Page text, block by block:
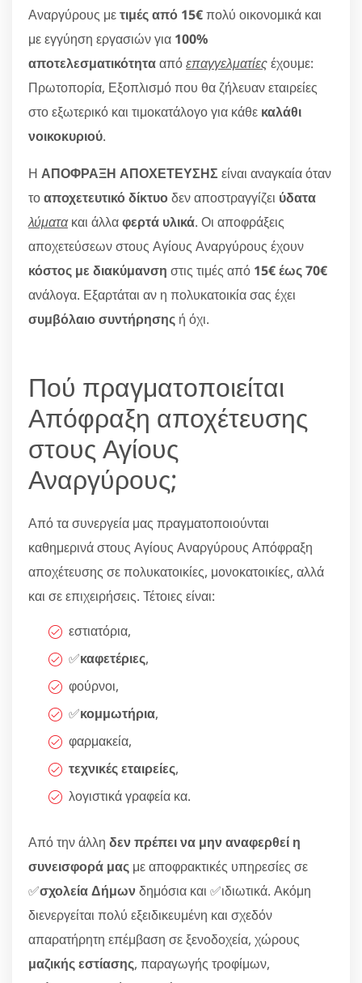
Αναργύρους μετιμές από 15€πολύ οικονομικά και
με εγγύηση εργασιών για 100%
αποτελεσματικότητααπόεπαγγελματίεςέχουμε:
Πρωτοπορία, Εξοπλισμό που θα ζήλευαν εταιρείες
στο εξωτερικό και τιμοκατάλογο για κάθε καλάθι
νοικοκυριού.
Η ΑΠΟΦΡΑΞΗ ΑΠΟΧΕΤΕΥΣΗΣ είναι αναγκαία όταν
τοαποχετευτικό δίκτυοδεν αποστραγγίζει ύδατα
λύματακαι άλλαφερτά υλικά. Οι αποφράξεις
αποχετεύσεων στους Αγίους Αναργύρους έχουν
κόστος με διακύμανση στις τιμές από 15€ έως 70€
ανάλογα. Εξαρτάται αν η πολυκατοικία σας έχει
συμβόλαιο συντήρησης ή όχι.
Πού πραγματοποιείται
Απόφραξη αποχέτευσης
στους Αγίους
Αναργύρους;
Από τα συνεργεία μας πραγματοποιούνται
καθημερινά στους Αγίους Αναργύρους Απόφραξη
αποχέτευσης σε πολυκατοικίες, μονοκατοικίες, αλλά
και σε επιχειρήσεις. Τέτοιες είναι:
εστιατόρια,
✅καφετέριες,
φούρνοι,
✅κομμωτήρια,
φαρμακεία,
τεχνικές εταιρείες,
λογιστικά γραφεία κα.
Από την άλλη δεν πρέπει να μην αναφερθεί η
συνεισφορά μας με αποφρακτικές υπηρεσίες σε
✅σχολεία Δήμωνδημόσια και ✅ιδιωτικά. Ακόμη
διενεργείται πολύ εξειδικευμένη και σχεδόν
απαρατήρητη επέμβαση σε ξενοδοχεία, χώρους
μαζικής εστίασης, παραγωγής τροφίμων,